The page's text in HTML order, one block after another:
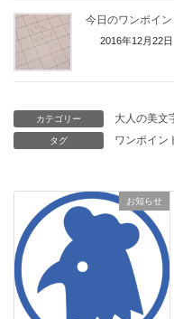
今日のワンポイン
2016年12月22日
カテゴリー 大人の美文
タグ ワンポイン
お知らせ